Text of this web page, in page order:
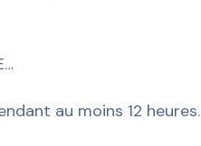
au moins 12 heures.